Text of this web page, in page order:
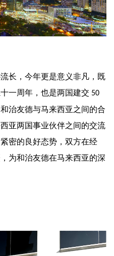
长，今年更是意义非凡，既
一周年，也是两国建交 50
治友德与马来西亚之间的合
亚两国事业伙伴之间的交流
密的良好态势 ， 双方在经
为和治友德在马来西亚的深